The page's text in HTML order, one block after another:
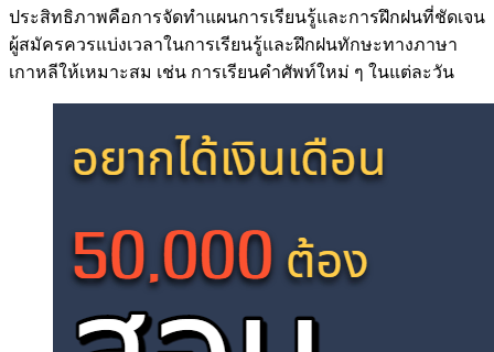
ประสิทธิภาพคือการจัดทำแผนการเรียนรู้และการฝึกฝนที่ชัดเจน
ผู้สมัครควรแบ่งเวลาในการเรียนรู้และฝึกฝนทักษะทางภาษา
เกาหลีให้เหมาะสม เช่น การเรียนคำศัพท์ใหม่ ๆ ในแต่ละวัน